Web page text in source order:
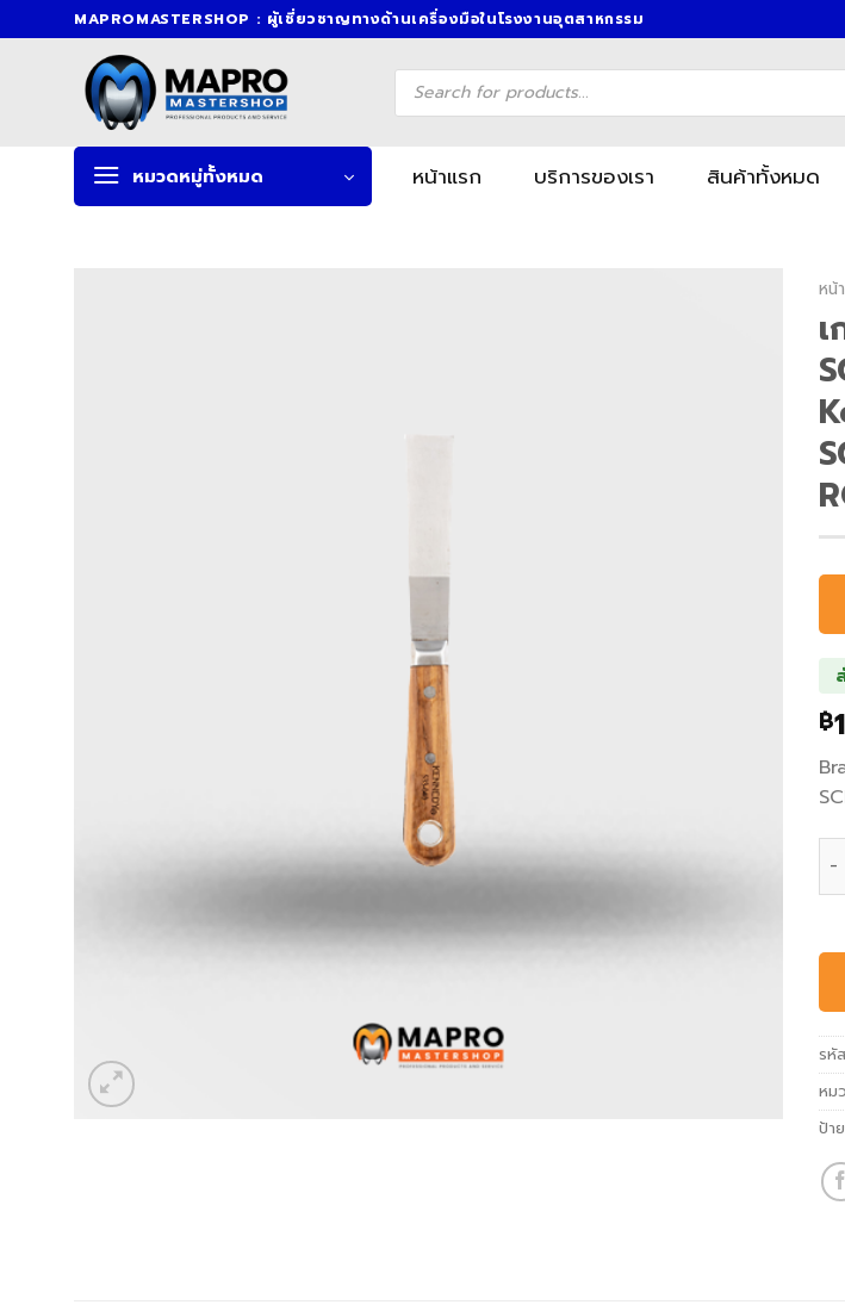
to
MAPROMASTERSHOP : ผู้เชี่ยวชาญทางด้านเครื่องมือในโรงงานอุตสาหกรรม
Products
search
หมวดหมู่ทั้งหมด หน้าแรก บริการของเรา สินค้าทั้งหมด
หน้
฿
รหั
หม
ป้า